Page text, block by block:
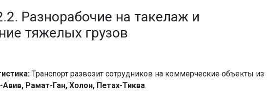
Разнорабочие на такелаж и
тяжелых грузов
Транспорт развозит сотрудников на коммерческие объекты из
Авив, Рамат-Ган, Холон, Петах-Тиква.